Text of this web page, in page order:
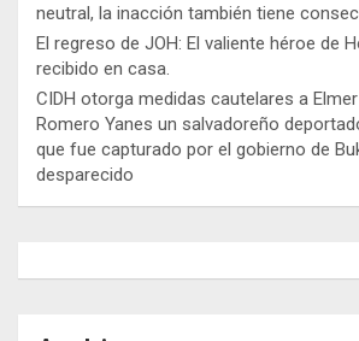
neutral, la inacción también tiene
El regreso de JOH: El valiente héroe de
recibido en casa.
CIDH otorga medidas cautelares a
Romero Yanes un salvadoreño
que fue capturado por el gobierno de
desparecido